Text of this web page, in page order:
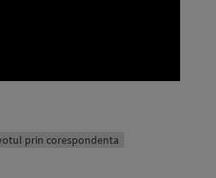
prin corespondenta